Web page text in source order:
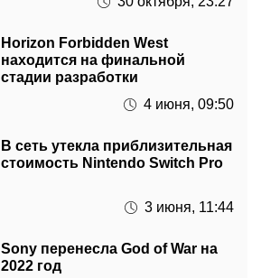
Horizon Forbidden West
стадии разработки
4 июня, 09:50
В сеть утекла приблизительная
3 июня, 11:44
Sony перенесла God of War на